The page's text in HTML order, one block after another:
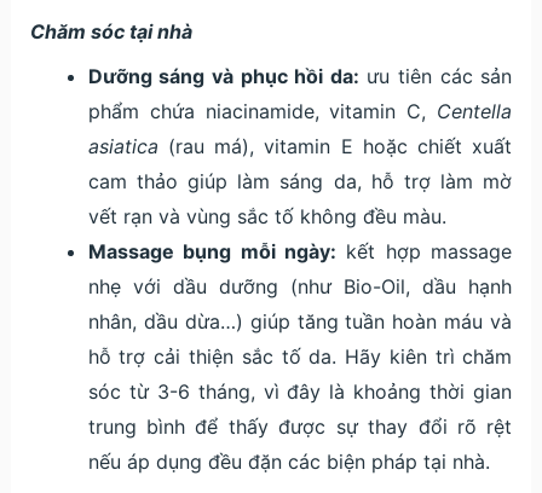
Chăm sóc tại nhà
Dưỡng sáng và phục hồi da: ưu tiên các sản
phẩm chứa niacinamide, vitamin C, Centella
asiatica (rau má), vitamin E hoặc chiết xuất
cam thảo giúp làm sáng da, hỗ trợ làm mờ
vết rạn và vùng sắc tố không đều màu.
Massage bụng mỗi ngày: kết hợp massage
nhẹ với dầu dưỡng (như Bio-Oil, dầu hạnh
nhân, dầu dừa…) giúp tăng tuần hoàn máu và
hỗ trợ cải thiện sắc tố da. Hãy kiên trì chăm
sóc từ 3-6 tháng, vì đây là khoảng thời gian
trung bình để thấy được sự thay đổi rõ rệt
nếu áp dụng đều đặn các biện pháp tại nhà.